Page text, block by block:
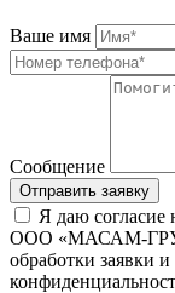
Ваше имя
Сообщение
Отправить заявку
Я даю согласие
ООО «МАСАМ-
обработки заявки